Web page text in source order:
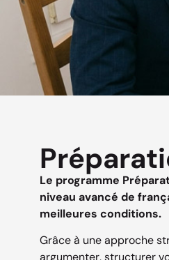
Le programme
niveau avancé de
meilleures conditions.
Grâce à une approche
argumenter, structurer